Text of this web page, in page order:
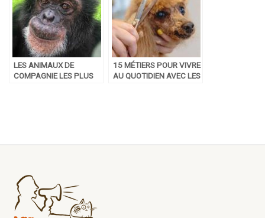
LES ANIMAUX DE
COMPAGNIE LES PLUS
15 MÉTIERS POUR VIVRE
AU QUOTIDIEN AVEC LES